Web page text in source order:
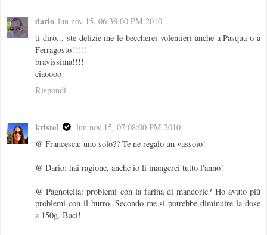
dario lun nov 15, 06:38:00 PM 2010
ti dirò... ste delizie me le beccherei volentieri anche a Pasqua o a
Ferragosto!!!!!
bravissima!!!!
ciaoooo
Rispondi
kristel
lun nov 15, 07:08:00 PM 2010
@ Francesca: uno solo?? Te ne regalo un vassoio!
@ Dario: hai ragione, anche io li mangerei tutto l'anno!
@ Pagnotella: problemi con la farina di mandorle? Ho avuto più
problemi con il burro. Secondo me si potrebbe diminuire la dose
a 150g. Baci!